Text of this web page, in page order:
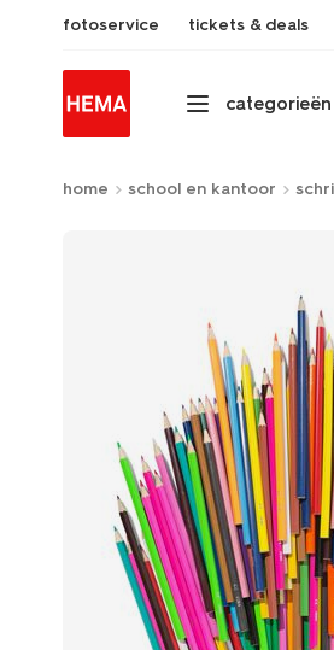
fotoservice tickets & deals
categorieën
home school en kantoor